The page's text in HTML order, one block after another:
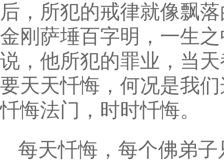
后，所犯的戒律就像飘
金刚萨埵百字明，一生
说，他所犯的罪业，当
要天天忏悔，何况是我
忏悔法门，时时忏悔。
每天忏悔，每个佛弟